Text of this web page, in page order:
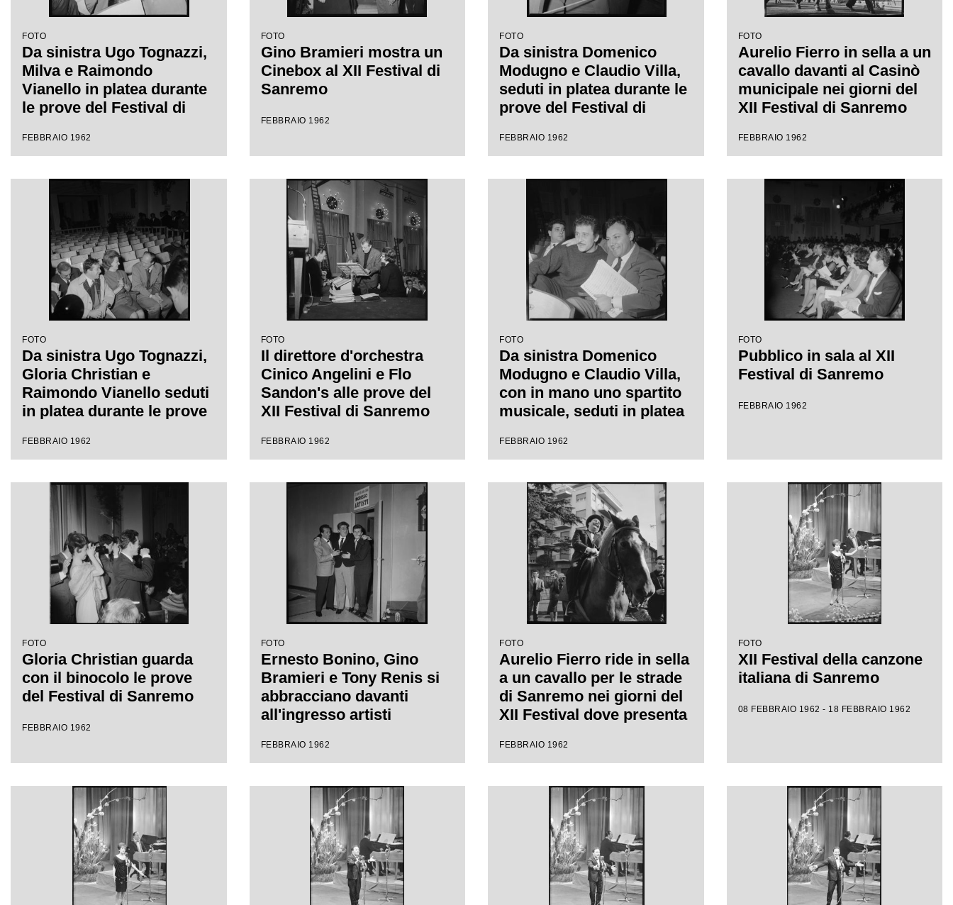
FOTO
Da sinistra Ugo Tognazzi,
Milva e Raimondo
Vianello in platea durante
le prove del Festival di
FEBBRAIO 1962
FOTO
Gino Bramieri mostra un
Cinebox al XII Festival di
Sanremo
FEBBRAIO 1962
FOTO
Da sinistra Domenico
Modugno e Claudio Villa,
seduti in platea durante le
prove del Festival di
spartito musicale
FEBBRAIO 1962
FOTO
Aurelio Fierro in sella a un
cavallo davanti al Casinò
municipale nei giorni del
XII Festival di Sanremo
"Lui andava a cavallo"
FEBBRAIO 1962
FOTO
Da sinistra Ugo Tognazzi,
Gloria Christian e
Raimondo Vianello seduti
in platea durante le prove
FEBBRAIO 1962
FOTO
Il direttore d'orchestra
Cinico Angelini e Flo
Sandon's alle prove del
XII Festival di Sanremo
FEBBRAIO 1962
FOTO
Da sinistra Domenico
Modugno e Claudio Villa,
con in mano uno spartito
musicale, seduti in platea
Festival di Sanremo
FEBBRAIO 1962
FOTO
Pubblico in sala al XII
Festival di Sanremo
FEBBRAIO 1962
FOTO
Gloria Christian guarda
con il binocolo le prove
del Festival di Sanremo
FEBBRAIO 1962
FOTO
Ernesto Bonino, Gino
Bramieri e Tony Renis si
abbracciano davanti
all'ingresso artisti
Sanremo nei giorni del
FEBBRAIO 1962
FOTO
Aurelio Fierro ride in sella
a un cavallo per le strade
di Sanremo nei giorni del
XII Festival dove presenta
cavallo"
FEBBRAIO 1962
FOTO
XII Festival della canzone
italiana di Sanremo
08 FEBBRAIO 1962 - 18 FEBBRAIO 1962